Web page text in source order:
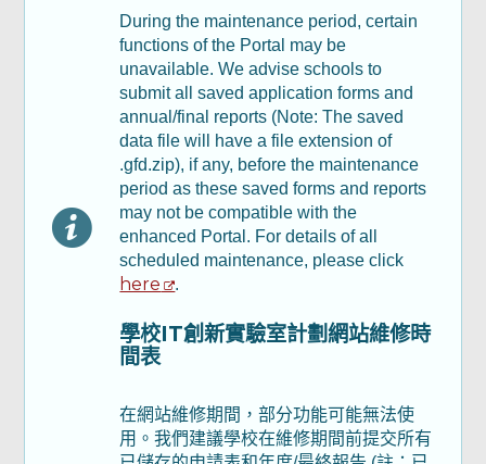
Part C : Financial Report 丙部：財務報告
Part D: Declaration 丁部：聲明及承諾
檢查及確認
確認通知書
During the maintenance period, certain
functions of the Portal may be
unavailable. We advise schools to
submit all saved application forms and
annual/final reports (Note: The saved
data file will have a file extension of
.gfd.zip), if any, before the maintenance
period as these saved forms and reports
may not be compatible with the
enhanced Portal. For details of all
scheduled maintenance, please click
here .
學校IT創新實驗室計劃網站維修時
間表
在網站維修期間，部分功能可能無法使
用。我們建議學校在維修期間前提交所有